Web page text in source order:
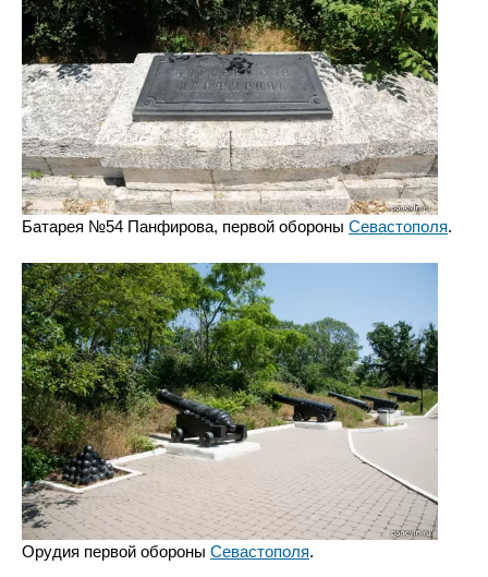
Батарея №54 Панфирова, первой обороны Севастополя.
Орудия первой обороны Севастополя.